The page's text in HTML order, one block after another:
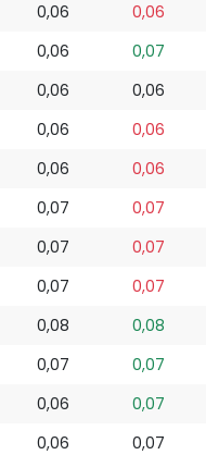
0,06 0,06
0,06 0,07
0,06 0,06
0,06 0,06
0,06 0,06
0,07 0,07
0,07 0,07
0,07 0,07
0,08 0,08
0,07 0,07
0,06 0,07
0,06 0,07